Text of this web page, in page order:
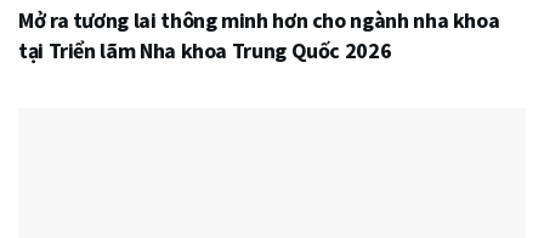
Mở ra tương lai thông minh hơn cho ngành nha khoa
tại Triển lãm Nha khoa Trung Quốc 2026